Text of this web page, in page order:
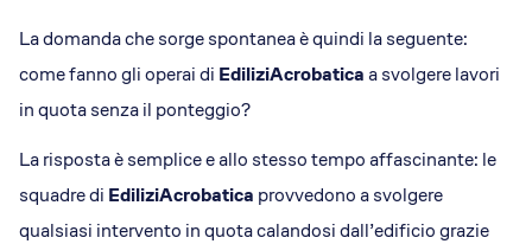
La domanda che sorge spontanea è quindi la seguente:
come fanno gli operai di EdiliziAcrobaticaa svolgere lavori
in quota senza il ponteggio?
La risposta è semplice e allo stesso tempo affascinante: le
squadre di EdiliziAcrobatica provvedono a svolgere
qualsiasi intervento in quota calandosi dall’edificio grazie